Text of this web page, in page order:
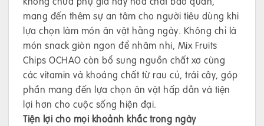
mang đến thêm sự an tâm cho người tiêu dùng khi
lựa chọn làm món ăn vặt hằng ngày. Không chỉ là
món snack giòn ngon để nhâm nhi, Mix Fruits
Chips OCHAO còn bổ sung nguồn chất xơ cùng
các vitamin và khoáng chất từ rau củ, trái cây, góp
phần mang đến lựa chọn ăn vặt hấp dẫn và tiện
lợi hơn cho cuộc sống hiện đại.
Tiện lợi cho mọi khoảnh khắc trong ngày